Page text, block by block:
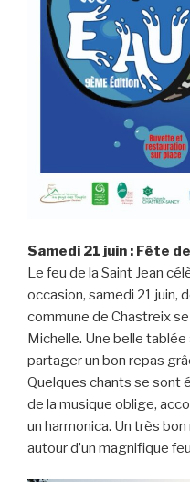
Samedi 21 juin : Fête
Le feu de la Saint Jean
occasion, samedi 21 juin,
commune de Chastreix
Michelle. Une belle
partager un bon repas
Quelques chants se sont
de la musique oblige,
un harmonica. Un très
autour d’un magnifique